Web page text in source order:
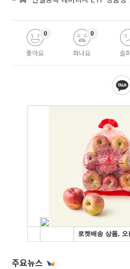
좋아요
0
화나요
0
슬
주요뉴스